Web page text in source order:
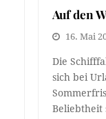
Auf den
16. Mai
Die
sich bei
Beliebtheit